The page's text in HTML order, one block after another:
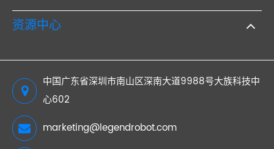
资源中心
中国广东省深圳市南山区深南大道9988号大族科技中
心602
marketing@legendrobot.com